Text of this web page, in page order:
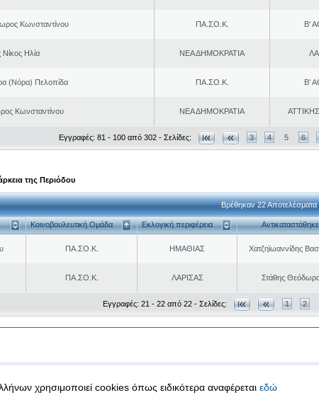
Κωνσταντίνου ΠΑ.ΣΟ.Κ. Β'
Ηλία ΝΕΑ ΔΗΜΟΚΡΑΤΙΑ
(Νόρα) Πελοπίδα ΠΑ.ΣΟ.Κ. Β'
Κωνσταντίνου ΝΕΑ ΔΗΜΟΚΡΑΤΙΑ
Εγγραφές: 81 - 100 από 302 - Σελίδες: 3 4 5 6
της Περιόδου
Βρέθηκαν 22
Κοινοβουλευτική Ομάδα Εκλογική περιφέρεια
ΠΑ.ΣΟ.Κ. ΗΜΑΘΙΑΣ Χατζηϊωαννίδης
ΠΑ.ΣΟ.Κ. ΛΑΡΙΣΑΣ Στάθης
Εγγραφές: 21 - 22 από 22 - Σελίδες: 1 2
χρησιμοποιεί cookies όπως ειδικότερα αναφέρεται εδώ